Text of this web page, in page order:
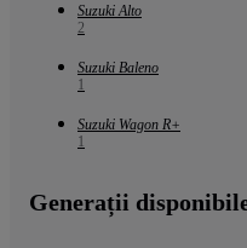
Suzuki Alto
2
Suzuki Baleno
1
Suzuki Wagon R+
1
Generații